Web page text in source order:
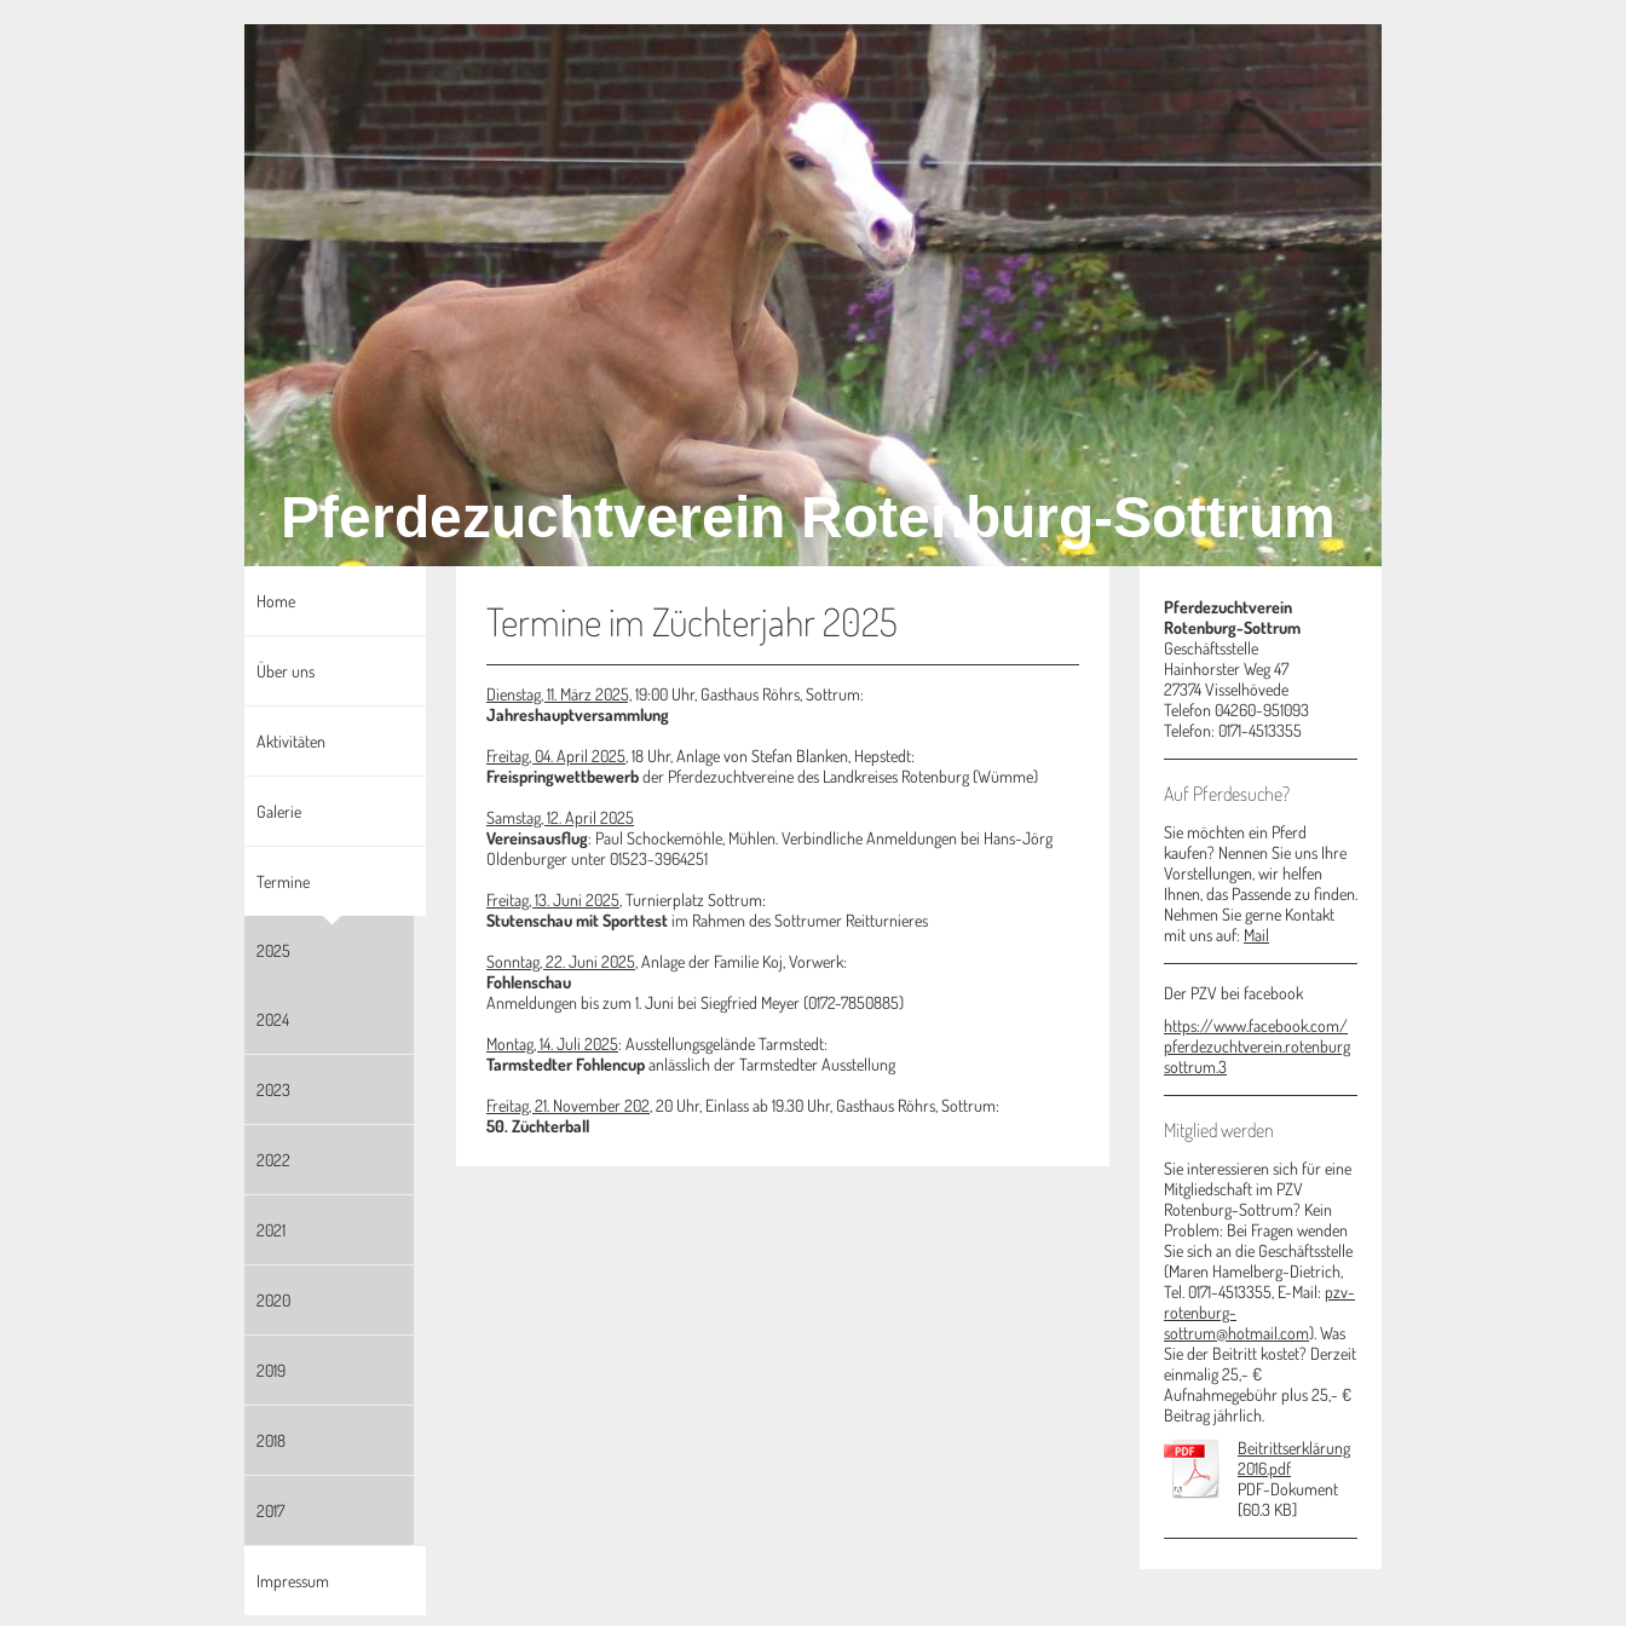
Pferdezuchtverein Rotenburg-Sottrum
Home
Über uns
Aktivitäten
Galerie
Termine
2025
2024
2023
2022
2021
2020
2019
2018
2017
Impressum
Termine im Züchterjahr 2025
Dienstag, 11. März 2025, 19:00 Uhr, Gasthaus Röhrs, Sottrum:
Jahreshauptversammlung
Freitag, 04. April 2025 , 18 Uhr, Anlage von Stefan Blanken, Hepstedt:
Freispringwettbewerbder Pferdezuchtvereine des Landkreises Rotenburg (Wümme)
Samstag, 12. April 2025
Vereinsausflug: Paul Schockemöhle, Mühlen. Verbindliche Anmeldungen bei Hans-Jörg
Oldenburger unter 01523-3964251
Freitag, 13. Juni 2025 , Turnierplatz Sottrum:
Stutenschau mit Sporttestim Rahmen des Sottrumer Reitturnieres
Sonntag, 22. Juni 2025 , Anlage der Familie Koj, Vorwerk:
Fohlenschau
Anmeldungen bis zum 1. Juni bei Siegfried Meyer (0172-7850885)
Montag, 14. Juli 2025: Ausstellungsgelände Tarmstedt:
Tarmstedter Fohlencupanlässlich der Tarmstedter Ausstellung
Freitag, 21. November 202 , 20 Uhr, Einlass ab 19.30 Uhr, Gasthaus Röhrs, Sottrum:
50. Züchterball
Pferdezuchtverein
Rotenburg-Sottrum
Geschäftsstelle
Hainhorster Weg 47
27374 Visselhövede
Telefon 04260-951093
Telefon: 0171-4513355
Auf Pferdesuche?
Sie möchten ein Pferd
kaufen? Nennen Sie uns Ihre
Vorstellungen, wir helfen
Ihnen, das Passende zu finden.
Nehmen Sie gerne Kontakt
mit uns auf: Mail
Der PZV bei facebook
https://www.facebook.com/
pferdezuchtverein.rotenburg
sottrum.3
Mitglied werden
Sie interessieren sich für eine
Mitgliedschaft im PZV
Rotenburg-Sottrum? Kein
Problem: Bei Fragen wenden
Sie sich an die Geschäftsstelle
(Maren Hamelberg-Dietrich,
Tel. 0171-4513355, E-Mail: pzv-
rotenburg-
sottrum@hotmail.com). Was
Sie der Beitritt kostet? Derzeit
einmalig 25,- €
Aufnahmegebühr plus 25,- €
Beitrag jährlich.
Beitrittserklärung
2016.pdf
PDF-Dokument
[60.3 KB]